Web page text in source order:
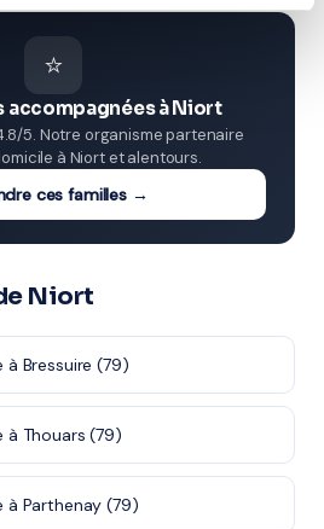
⭐
accompagnées à Niort
5. Notre organisme partenaire
à Niort et alentours.
ces familles →
Niort
Bressuire (79)
Thouars (79)
à Parthenay (79)